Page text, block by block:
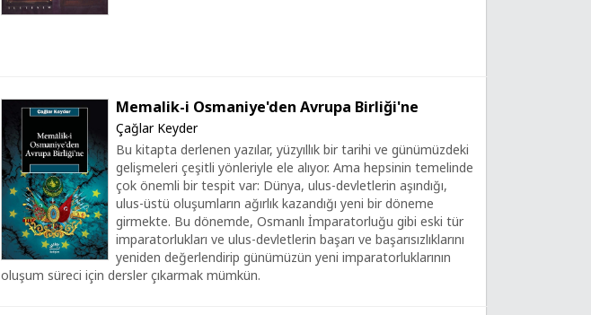
Memalik-i Osmaniye'den Avrupa Birliği'ne
Çağlar Keyder
Bu kitapta derlenen yazılar, yüzyıllık bir tarihi ve günümüzdeki
gelişmeleri çeşitli yönleriyle ele alıyor. Ama hepsinin temelinde
çok önemli bir tespit var: Dünya, ulus-devletlerin aşındığı,
ulus-üstü oluşumların ağırlık kazandığı yeni bir döneme
girmekte. Bu dönemde, Osmanlı İmparatorluğu gibi eski tür
imparatorlukları ve ulus-devletlerin başarı ve başarısızlıklarını
yeniden değerlendirip günümüzün yeni imparatorluklarının
oluşum süreci için dersler çıkarmak mümkün.